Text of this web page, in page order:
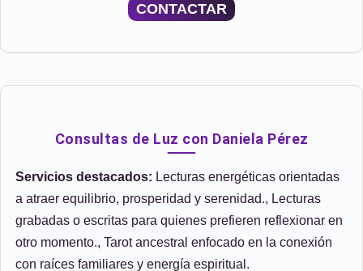
CONTACTAR
Consultas de Luz con Daniela Pérez
Servicios destacados: Lecturas energéticas orientadas
a atraer equilibrio, prosperidad y serenidad., Lecturas
grabadas o escritas para quienes prefieren reflexionar en
otro momento., Tarot ancestral enfocado en la conexión
con raíces familiares y energía espiritual.